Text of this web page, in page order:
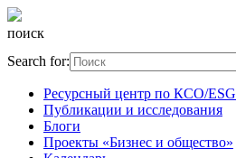
поиск
Search for:
Ресурсный центр по КСО/ESG
Публикации и исследования
Блоги
Проекты «Бизнес и общество»